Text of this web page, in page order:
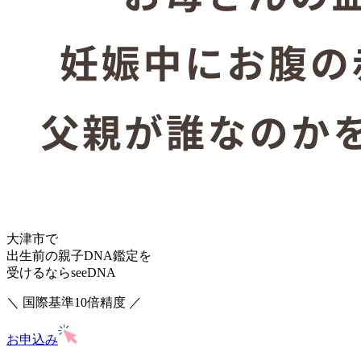
大津市で
出生前の親子DNA鑑定を
受けるならseeDNA
＼ 国際基準10倍精度 ／
お申込み